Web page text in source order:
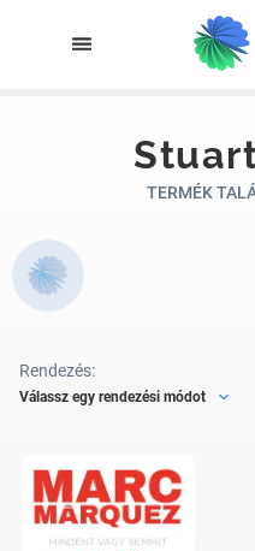
TERMÉK
Rendezés:
Válassz egy rendezési módot